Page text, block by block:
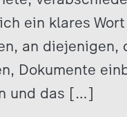
ein klares
an diejenigen,
Dokumente
und das […]